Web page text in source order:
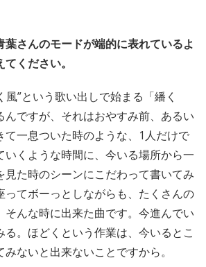
さんのモードが端的に表れているよ
ください。
風”という歌い出しで始まる「繙く
んですが、それはおやすみ前、あるい
て一息ついた時のような、1人だけで
いくような時間に、今いる場所から一
見た時のシーンにこだわって書いてみ
ってボーっとしながらも、たくさんの
そんな時に出来た曲です。今進んでい
る。ほどくという作業は、今いるとこ
ないと出来ないことですから。